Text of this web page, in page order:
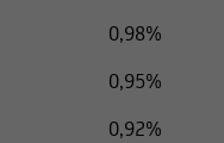
0,98%
0,95%
0,92%